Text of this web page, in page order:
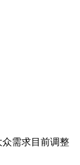
需求目前调整